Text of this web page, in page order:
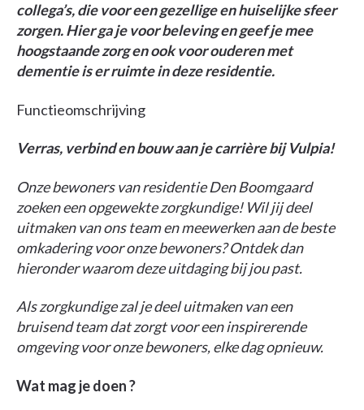
collega’s, die voor een gezellige en huiselijke sfeer
zorgen. Hier ga je voor beleving en geef je mee
hoogstaande zorg en ook voor ouderen met
dementie is er ruimte in deze residentie.
Functieomschrijving
Verras, verbind en bouw aan je carrière bij Vulpia!
Onze bewoners van residentie Den Boomgaard
zoeken een opgewekte zorgkundige! Wil jij deel
uitmaken van ons team en meewerken aan de beste
omkadering voor onze bewoners? Ontdek dan
hieronder waarom deze uitdaging bij jou past.
Als zorgkundige zal je deel uitmaken van een
bruisend team dat zorgt voor een inspirerende
omgeving voor onze bewoners, elke dag opnieuw.
Wat mag je doen ?